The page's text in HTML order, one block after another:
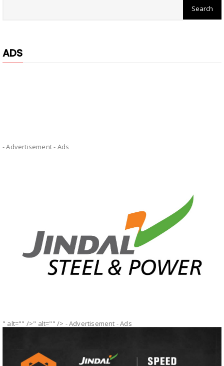
ADS
- Advertisement - Ads
" alt="" />" alt="" /> - Advertisement -Ads